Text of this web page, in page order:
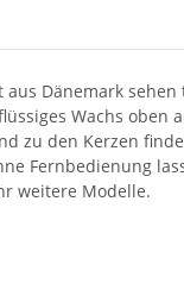
Dänemark
Wachs
zu den Kerzen
Fernbedienung
weitere Modelle.